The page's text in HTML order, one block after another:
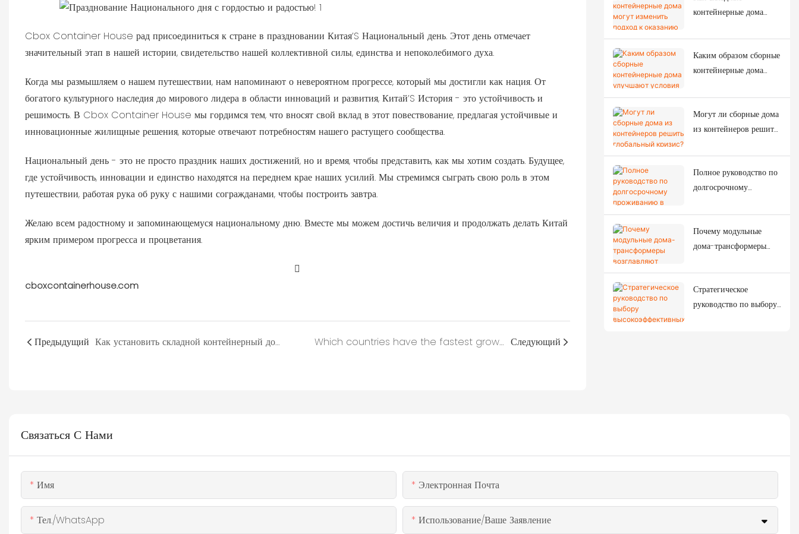
Cbox Container House рад присоединиться к стране в праздновании Китая’S Национальный день. Этот день отмечает
значительный этап в нашей истории, свидетельство нашей коллективной силы, единства и непоколебимого духа.
Когда мы размышляем о нашем путешествии, нам напоминают о невероятном прогрессе, который мы достигли как нация. От
богатого культурного наследия до мирового лидера в области инноваций и развития, Китай’S История - это устойчивость и
решимость. В Cbox Container House мы гордимся тем, что вносят свой вклад в этот повествование, предлагая устойчивые и
инновационные жилищные решения, которые отвечают потребностям нашего растущего сообщества.
Национальный день - это не просто праздник наших достижений, но и время, чтобы представить, как мы хотим создать. Будущее,
где устойчивость, инновации и единство находятся на переднем крае наших усилий. Мы стремимся сыграть свою роль в этом
путешествии, работая рука об руку с нашими согражданами, чтобы построить завтра.
Желаю всем радостному и запоминающемуся национальному дню. Вместе мы можем достичь величия и продолжать делать Китай
ярким примером прогресса и процветания.
cboxcontainerhouse.com
Предыдущий Как установить складной контейнерный дом Which countries have the fastest growing demand for container homes? Следующий
контейнерные дома
к оказанию помощи
при стихийных
бедствиях?
Каким образом сборные
контейнерные дома
жизни рабочих?
Могут ли сборные дома
из контейнеров решить
Полное руководство по
долгосрочному
современных домах из
контейнеров.
Почему модульные
дома-трансформеры
следующую
строительную
революцию?
Стратегическое
руководство по выбору
Связаться С Нами
Имя Электронная Почта
Тел./WhatsApp Использование/ваше Заявление